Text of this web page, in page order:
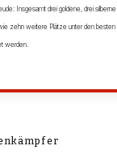
Insgesamt drei goldene, drei silberne
zehn weitere Plätze unter den besten
werden.